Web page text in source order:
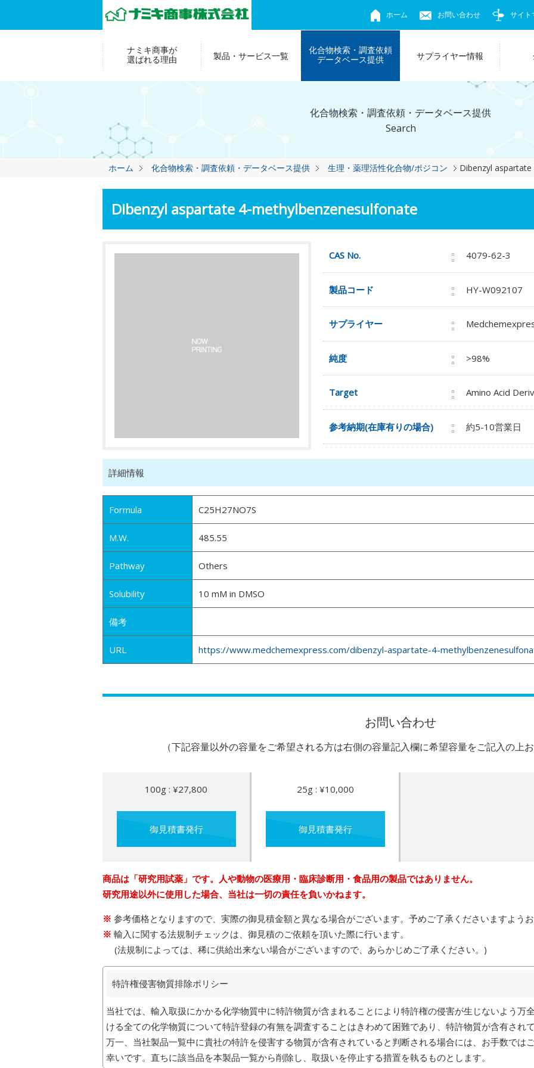
ホーム お問い合わせ サイト
ナミキ商事が
選ばれる理由
製品・サービス一覧
化合物検索・調査依頼
データベース提供
サプライヤー情報
化合物検索・調査依頼・データベース提供
Search
ホーム 化合物検索・調査依頼・データベース提供 生理・薬理活性化合物/ポジコン Dibenzyl
Dibenzyl aspartate 4-methylbenzenesulfonate
CAS No. 4079-62-3
製品コード HY-W092107
サプライヤー
純度 >98%
Target Amino Acid
参考納期(在庫有りの場合) 約5-10営業日
詳細情報
Formula C25H27NO7S
M.W. 485.55
Pathway Others
Solubility 10 mM in DMSO
備考
URL https://www.medchemexpress.com/dibenzyl-aspartate-4-
お問い合わせ
（下記容量以外の容量をご希望される方は右側の容量記入欄に希望容量をご記入の上
100g : ¥27,800
御見積書発行
25g : ¥10,000
御見積書発行
商品は「研究用試薬」です。人や動物の医療用・臨床診断用・食品用の製品ではありません。
研究用途以外に使用した場合、当社は一切の責任を負いかねます。
参考価格となりますので、実際の御見積金額と異なる場合がございます。予めご了承くださいますようお
輸入に関する法規制チェックは、御見積のご依頼を頂いた際に行います。
(法規制によっては、稀に供給出来ない場合がございますので、あらかじめご了承ください。)
特許権侵害物質排除ポリシー
当社では、輸入取扱にかかる化学物質中に特許物質が含まれることにより特許権の侵害が生じないよう万
ける全ての化学物質について特許登録の有無を調査することはきわめて困難であり、特許物質が含有され
万一、当社製品一覧中に貴社の特許を侵害する物質が含有されていると判断される場合には、お手数では
幸いです。直ちに該当品を本製品一覧から削除し、取扱いを停止する措置を執るものとします。